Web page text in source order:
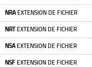
NRAEXTENSION DE FICHIER
NRTEXTENSION DE FICHIER
NSAEXTENSION DE FICHIER
NSF EXTENSION DE FICHIER